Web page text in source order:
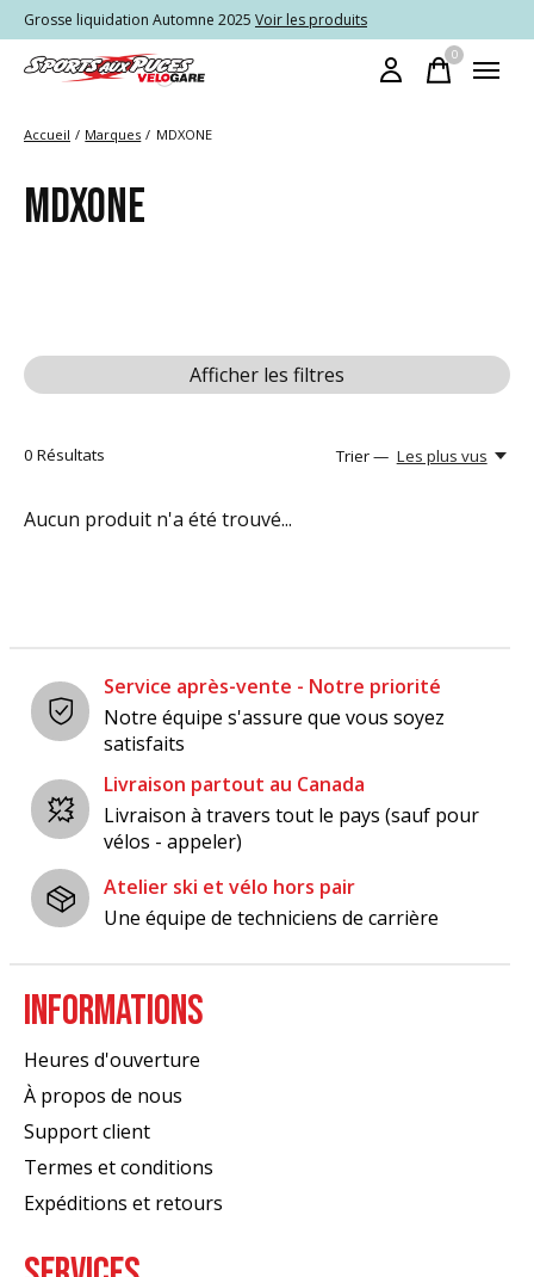
Grosse liquidation Automne 2025 Voir les produits
0items
Accueil / Marques / MDXONE
MDXONE
Afficher les filtres
0 Résultats Trier — Les plus vus
Aucun produit n'a été trouvé...
Service après-vente - Notre priorité
Notre équipe s'assure que vous soyez
satisfaits
Livraison partout au Canada
Livraison à travers tout le pays (sauf pour
vélos - appeler)
Atelier ski et vélo hors pair
Une équipe de techniciens de carrière
INFORMATIONS
Heures d'ouverture
À propos de nous
Support client
Termes et conditions
Expéditions et retours